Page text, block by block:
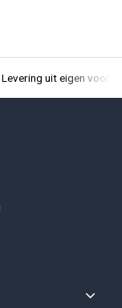
Levering uit eigen